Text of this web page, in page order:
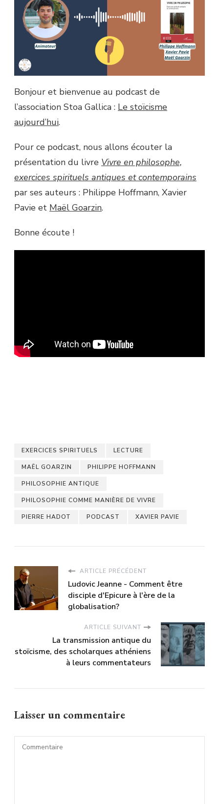
ANTIQUES
CONTEMPORAINS
ÉPISODE
Bonjour et bienvenue au podcast de
l’association Stoa Gallica : Le stoïcisme
aujourd’hui.
Pour ce podcast, nous allons écouter la
présentation du livre Vivre en philosophe,
exercices spirituels antiques et contemporains
par ses auteurs : Philippe Hoffmann, Xavier
Pavie et Maël Goarzin.
Bonne écoute !
EXERCICES SPIRITUELS LECTURE
MAËL GOARZIN PHILIPPE HOFFMANN
PHILOSOPHIE ANTIQUE
PHILOSOPHIE COMME MANIÈRE DE VIVRE
PIERRE HADOT PODCAST XAVIER PAVIE
ARTICLE PRÉCÉDENT
Ludovic Jeanne - Comment être
disciple d'Epicure à l'ère de la
globalisation?
ARTICLE SUIVANT
La transmission antique du
stoïcisme, des scholarques athéniens
à leurs commentateurs
Laisser un commentaire